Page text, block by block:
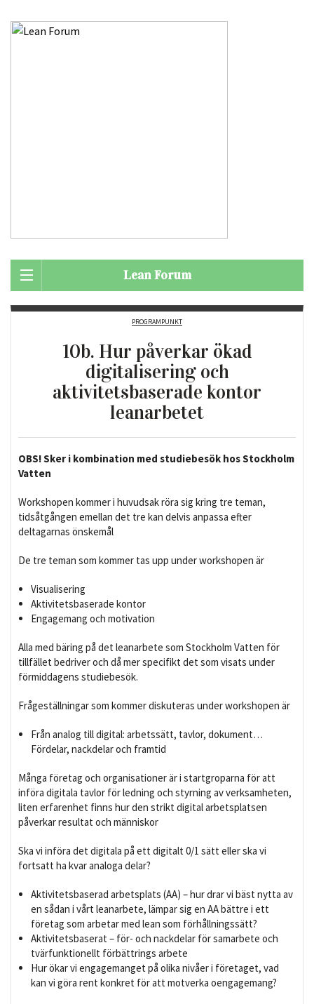
Lean Forum
PROGRAMPUNKT
10b. Hur påverkar ökad
digitalisering och
aktivitetsbaserade kontor
leanarbetet
OBS! Sker i kombination med studiebesök hos Stockholm
Vatten
Workshopen kommer i huvudsak röra sig kring tre teman,
tidsåtgången emellan det tre kan delvis anpassa efter
deltagarnas önskemål
De tre teman som kommer tas upp under workshopen är
Visualisering
Aktivitetsbaserade kontor
Engagemang och motivation
Alla med bäring på det leanarbete som Stockholm Vatten för
tillfället bedriver och då mer specifikt det som visats under
förmiddagens studiebesök.
Frågeställningar som kommer diskuteras under workshopen är
Från analog till digital: arbetssätt, tavlor, dokument…
Fördelar, nackdelar och framtid
Många företag och organisationer är i startgroparna för att
införa digitala tavlor för ledning och styrning av verksamheten,
liten erfarenhet finns hur den strikt digital arbetsplatsen
påverkar resultat och människor
Ska vi införa det digitala på ett digitalt 0/1 sätt eller ska vi
fortsatt ha kvar analoga delar?
Aktivitetsbaserad arbetsplats (AA) – hur drar vi bäst nytta av
en sådan i vårt leanarbete, lämpar sig en AA bättre i ett
företag som arbetar med lean som förhållningssätt?
Aktivitetsbaserat – för- och nackdelar för samarbete och
tvärfunktionellt förbättrings arbete
Hur ökar vi engagemanget på olika nivåer i företaget, vad
kan vi göra rent konkret för att motverka oengagemang?